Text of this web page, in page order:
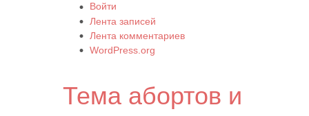
Войти
Лента записей
Лента комментариев
WordPress.org
Тема абортов и